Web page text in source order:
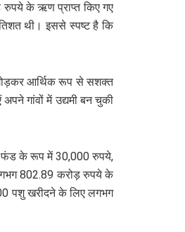
के ऋण प्राप्त किए गए
थी। इससे स्पष्ट है कि
जोड़कर आर्थिक रूप से सशक्त
गांवों में उद्यमी बन चुकी
फंड के रूप में 30,000 रुपये,
802.89 करोड़ रुपये के
पशु खरीदने के लिए लगभग